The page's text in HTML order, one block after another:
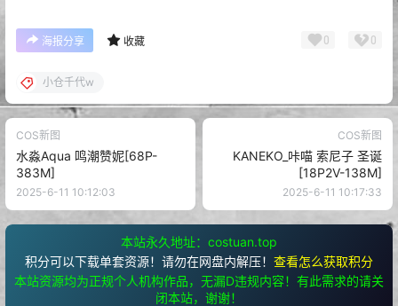
海报分享 收藏 0 0
小仓千代w
COS新图
水淼Aqua 鸣潮赞妮[68P-
383M]
2025-6-11 10:12:03
COS新图
KANEKO_咔喵 索尼子 圣诞
[18P2V-138M]
2025-6-11 10:17:33
本站永久地址：costuan.top
积分可以下载单套资源！请勿在网盘内解压！ 查看怎么获取积分
本站资源均为正规个人机构作品，无漏D违规内容！有此需求的请关
闭本站，谢谢！